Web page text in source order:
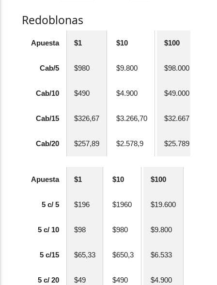
Redoblonas
Apuesta
Cab/5
Cab/10
Cab/15
Cab/20
$1
$980
$490
$326,67
$257,89
$10
$9.800
$4.900
$3.266,70
$2.578,9
$100
$98.000
$49.000
$32.667
$25.789
Apuesta
5 c/ 5
5 c/ 10
5 c/15
5 c/ 20
$1
$196
$98
$65,33
$49
$10
$1960
$980
$650,3
$490
$100
$19.600
$9.800
$6.533
$4.900